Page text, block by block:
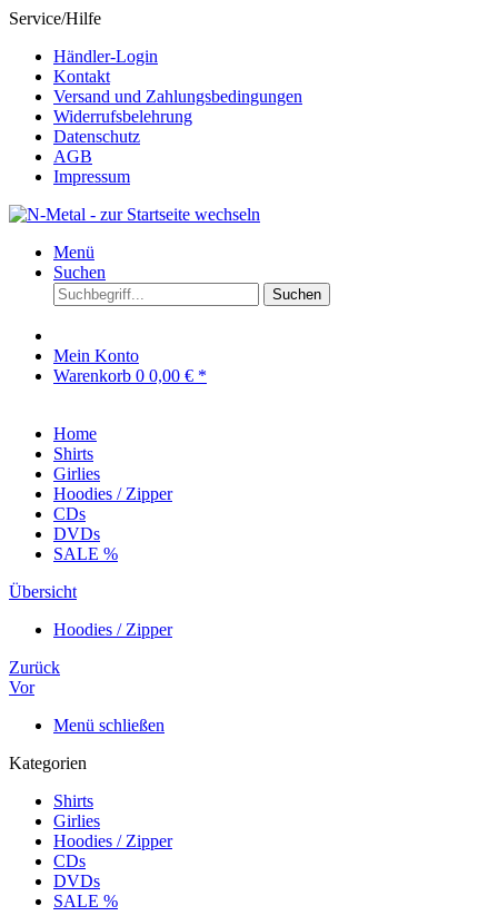
Service/Hilfe
Händler-Login
Kontakt
Versand und Zahlungsbedingungen
Widerrufsbelehrung
Datenschutz
AGB
Impressum
Menü
Suchen
Suchen
Mein Konto
Warenkorb 0 0,00 € *
Home
Shirts
Girlies
Hoodies / Zipper
CDs
DVDs
SALE %
Übersicht
Hoodies / Zipper
Zurück
Vor
Menü schließen
Kategorien
Shirts
Girlies
Hoodies / Zipper
CDs
DVDs
SALE %